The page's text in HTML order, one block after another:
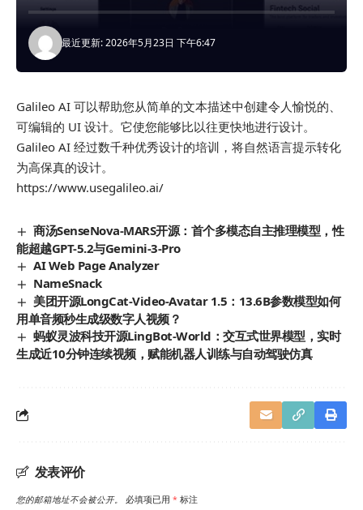
最近更新: 2026年5月23日 下午6:47
Galileo AI 可以帮助您从简单的文本描述中创建令人愉悦的、
可编辑的 UI 设计。它使您能够比以往更快地进行设计。
Galileo AI 经过数千种优秀设计的培训，将自然语言提示转化
为高保真的设计。
https://www.usegalileo.ai/
商汤SenseNova-MARS开源：首个多模态自主推理模型，性
能超越GPT-5.2与Gemini-3-Pro
AI Web Page Analyzer
NameSnack
美团开源LongCat-Video-Avatar 1.5：13.6B参数模型如何
用单音频秒生成级数字人视频？
蚂蚁灵波科技开源LingBot-World：交互式世界模型，实时
生成近10分钟连续视频，赋能机器人训练与自动驾驶仿真
发表评价
您的邮箱地址不会被公开。 必填项已用 * 标注